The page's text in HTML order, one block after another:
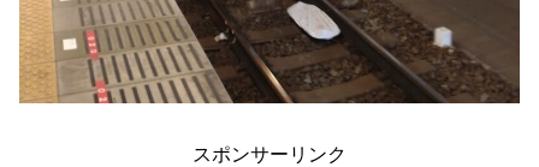
スポンサーリンク